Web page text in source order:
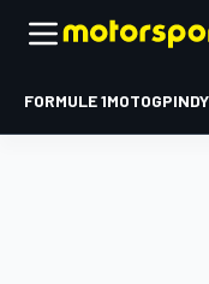
FORMULE 1MOTOGP